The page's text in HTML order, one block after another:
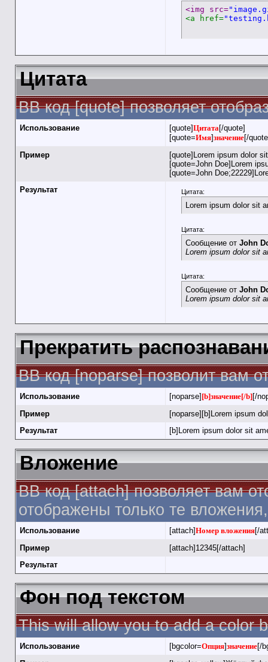
<img src=
<a href=
Цитата
BB код [quote] позволяет
Использование [quote]Цитата[/quote]
[quote=Имя]значение[/
Пример
[quote]Lorem ipsum dolor
[quote=John Doe]Lorem
[quote=John
Результат
Цитата:
Lorem ipsum dolor sit
Цитата:
Сообщение от John
Lorem ipsum dolor sit
Цитата:
Сообщение от John
Lorem ipsum dolor sit
Прекратить
BB код [noparse] позволит вам
Использование [noparse] [b]значение[/b][/
Пример
[noparse][b]Lorem ipsum
Результат
[b]Lorem ipsum dolor sit
Вложение
BB код [attach] позволяет вам
отображены только те
Использование [attach]Номер вложения[/
Пример
[attach]12345[/attach]
Результат
Фон под текстом
This will allow you to add a color
Использование [bgcolor=Опция]значение[/